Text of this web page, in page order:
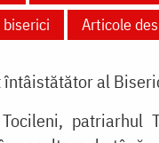
Articole
al